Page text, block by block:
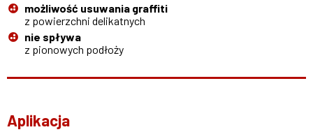
możliwość usuwania graffiti
z powierzchni delikatnych
nie spływa
z pionowych podłoży
Aplikacja